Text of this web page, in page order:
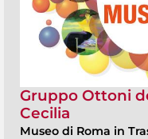
Gruppo Ottoni
Cecilia
Museo di Roma in